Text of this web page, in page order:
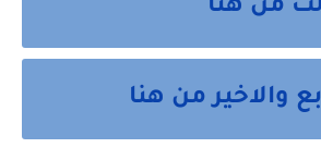
من هنا
والاخير من هنا